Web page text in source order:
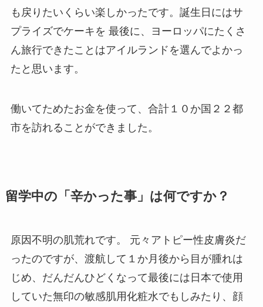
も戻りたいくらい楽しかったです。誕生日にはサ
プライズでケーキを 最後に、ヨーロッパにたくさ
ん旅行できたことはアイルランドを選んでよかっ
たと思います。
働いてためたお金を使って、合計１０か国２２都
市を訪れることができました。
留学中の「辛かった事」は何ですか？
原因不明の肌荒れです。 元々アトピー性皮膚炎だ
ったのですが、渡航して１か月後から目が腫れは
じめ、だんだんひどくなって最後には日本で使用
していた無印の敏感肌用化粧水でもしみたり、顔